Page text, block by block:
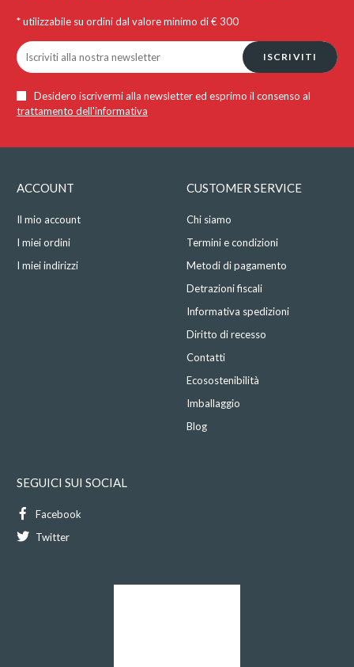
* utilizzabile su ordini dal valore minimo di € 300
ISCRIVITI
Desidero iscrivermi alla newsletter ed esprimo il consenso al
trattamento dell'informativa
ACCOUNT
Il mio account
I miei ordini
I miei indirizzi
CUSTOMER SERVICE
Chi siamo
Termini e condizioni
Metodi di pagamento
Detrazioni fiscali
Informativa spedizioni
Diritto di recesso
Contatti
Ecosostenibilità
Imballaggio
Blog
SEGUICI SUI SOCIAL
Facebook
Twitter